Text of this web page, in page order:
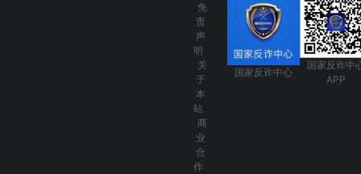
免
责
声
明
关
于
本
站
商
业
合
作
国家反诈中心
国家反诈中
APP